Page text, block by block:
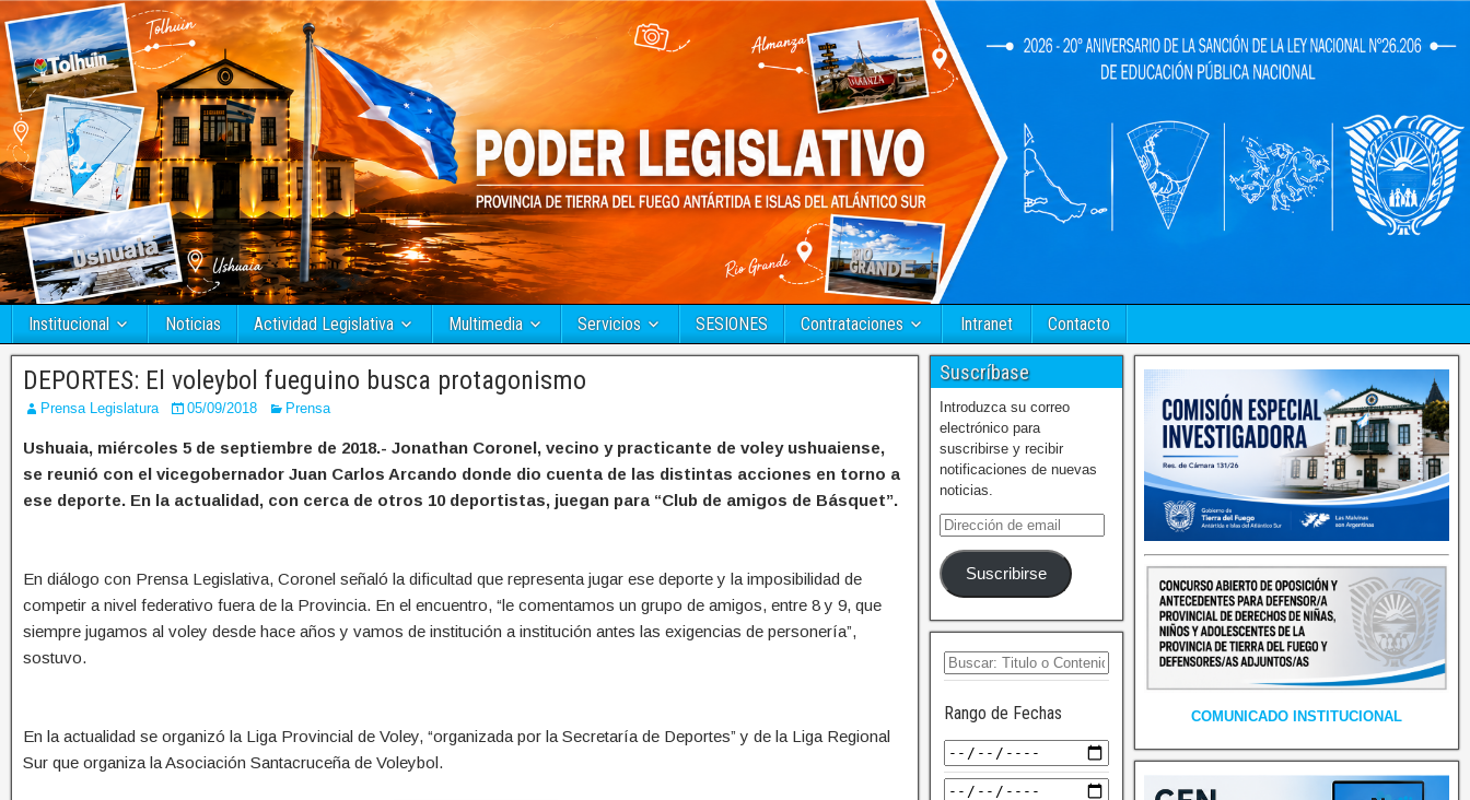
Institucional Noticias Actividad Legislativa Multimedia Servicios SESIONES Contrataciones Intranet Contacto
DEPORTES: El voleybol fueguino busca protagonismo
Prensa Legislatura 05/09/2018 Prensa
Ushuaia, miércoles 5 de septiembre de 2018.- Jonathan Coronel, vecino y practicante de voley ushuaiense,
se reunió con el vicegobernador Juan Carlos Arcando donde dio cuenta de las distintas acciones en torno a
ese deporte. En la actualidad, con cerca de otros 10 deportistas, juegan para “Club de amigos de Básquet”.
En diálogo con Prensa Legislativa, Coronel señaló la dificultad que representa jugar ese deporte y la imposibilidad de
competir a nivel federativo fuera de la Provincia. En el encuentro, “le comentamos un grupo de amigos, entre 8 y 9, que
siempre jugamos al voley desde hace años y vamos de institución a institución antes las exigencias de personería”,
sostuvo.
En la actualidad se organizó la Liga Provincial de Voley, “organizada por la Secretaría de Deportes” y de la Liga Regional
Sur que organiza la Asociación Santacruceña de Voleybol.
Suscríbase
Introduzca su correo
electrónico para
suscribirse y recibir
notificaciones de nuevas
noticias.
Suscribirse
Rango de Fechas COMUNICADO INSTITUCIONAL